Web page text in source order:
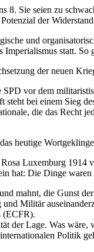
8. Sie seien zu
der
und
statt.
der neuen
vor dem
bei einem Sieg
die das Recht
heutige
Luxemburg
hat: Die Dinge
mahnt, die Gunst
Militär
(ECFR).
der Lage. Was
Politik